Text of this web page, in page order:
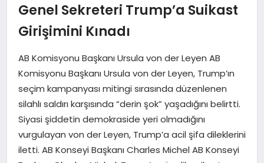
EĞITIM
SAĞLIK
DÜNYA
TEKNOLOJI
SIYASET
Genel Sekreteri Trump’a Suikast
Girişimini Kınadı
AB Komisyonu Başkanı Ursula von der Leyen AB
Komisyonu Başkanı Ursula von der Leyen, Trump’ın
seçim kampanyası mitingi sırasında düzenlenen
silahlı saldırı karşısında “derin şok” yaşadığını belirtti.
Siyasi şiddetin demokraside yeri olmadığını
vurgulayan von der Leyen, Trump’a acil şifa dileklerini
iletti. AB Konseyi Başkanı Charles Michel AB Konseyi